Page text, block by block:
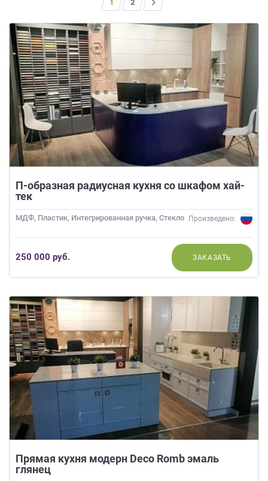
1 2
>
П-образная радиусная кухня со шкафом хай-
тек
МДФ, Пластик, Интегрированная ручка, Стекло Произведено:
250 000 руб. ЗАКАЗАТЬ
Прямая кухня модерн Deco Romb эмаль
глянец
обработку
персональных
данных,
также
Согласие
обработку
персональных
данных
метрическими
программами
порядке
условиях
персональных